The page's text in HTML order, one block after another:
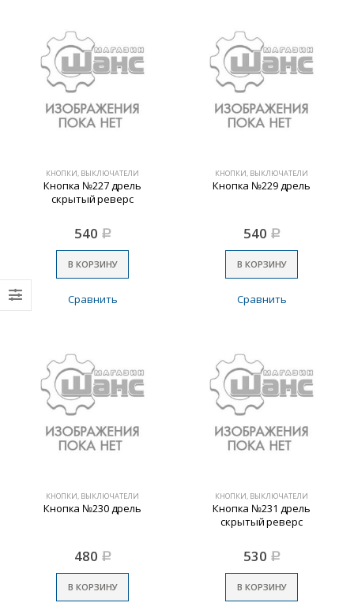
КНОПКИ, ВЫКЛЮЧАТЕЛИ
Кнопка №227 дрель
скрытый реверс
540 Р
В КОРЗИНУ
Сравнить
КНОПКИ, ВЫКЛЮЧАТЕЛИ
Кнопка №229 дрель
540 Р
В КОРЗИНУ
Сравнить
КНОПКИ, ВЫКЛЮЧАТЕЛИ
Кнопка №230 дрель
480 Р
В КОРЗИНУ
КНОПКИ, ВЫКЛЮЧАТЕЛИ
Кнопка №231 дрель
скрытый реверс
530 Р
В КОРЗИНУ